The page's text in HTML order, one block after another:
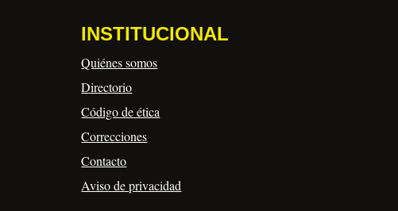
INSTITUCIONAL
Quiénes somos
Directorio
Código de ética
Correcciones
Contacto
Aviso de privacidad